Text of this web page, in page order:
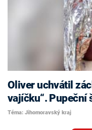
Oliver uchvátil
vajíčku“. Pupeční
Téma: Jihomoravský kraj